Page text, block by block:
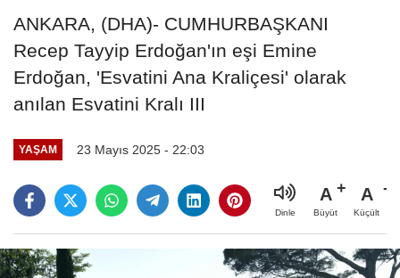
ANKARA, (DHA)- CUMHURBAŞKANI
Recep Tayyip Erdoğan'ın eşi Emine
Erdoğan, 'Esvatini Ana Kraliçesi' olarak
anılan Esvatini Kralı III
YAŞAM 23 Mayıs 2025 - 22:03
Dinle
A
Büyüt
A
Küçült